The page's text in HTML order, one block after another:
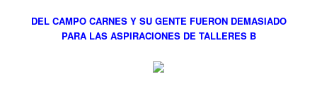
DEL CAMPO CARNES Y SU GENTE FUERON DEMASIADO
PARA LAS ASPIRACIONES DE TALLERES B